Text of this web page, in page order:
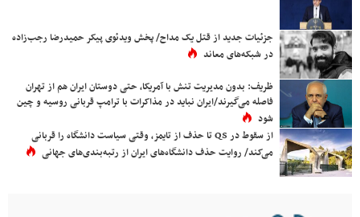
جزئیات جدید از قتل یک مداح/ پخش ویدئوی پیکر حمیدرضا رجب‌زاده
در شبکه‌های معاند
ظریف: بدون مدیریت تنش با آمریکا، حتی دوستان ایران هم از تهران
فاصله می‌گیرند/ایران نباید در مذاکرات با ترامپ قربانی روسیه و چین
شود
از سقوط در QS تا حذف از تایمز، وقتی سیاست دانشگاه را قربانی
می‌کند/ روایت حذف دانشگاه‌های ایران از رتبه‌بندی‌های جهانی